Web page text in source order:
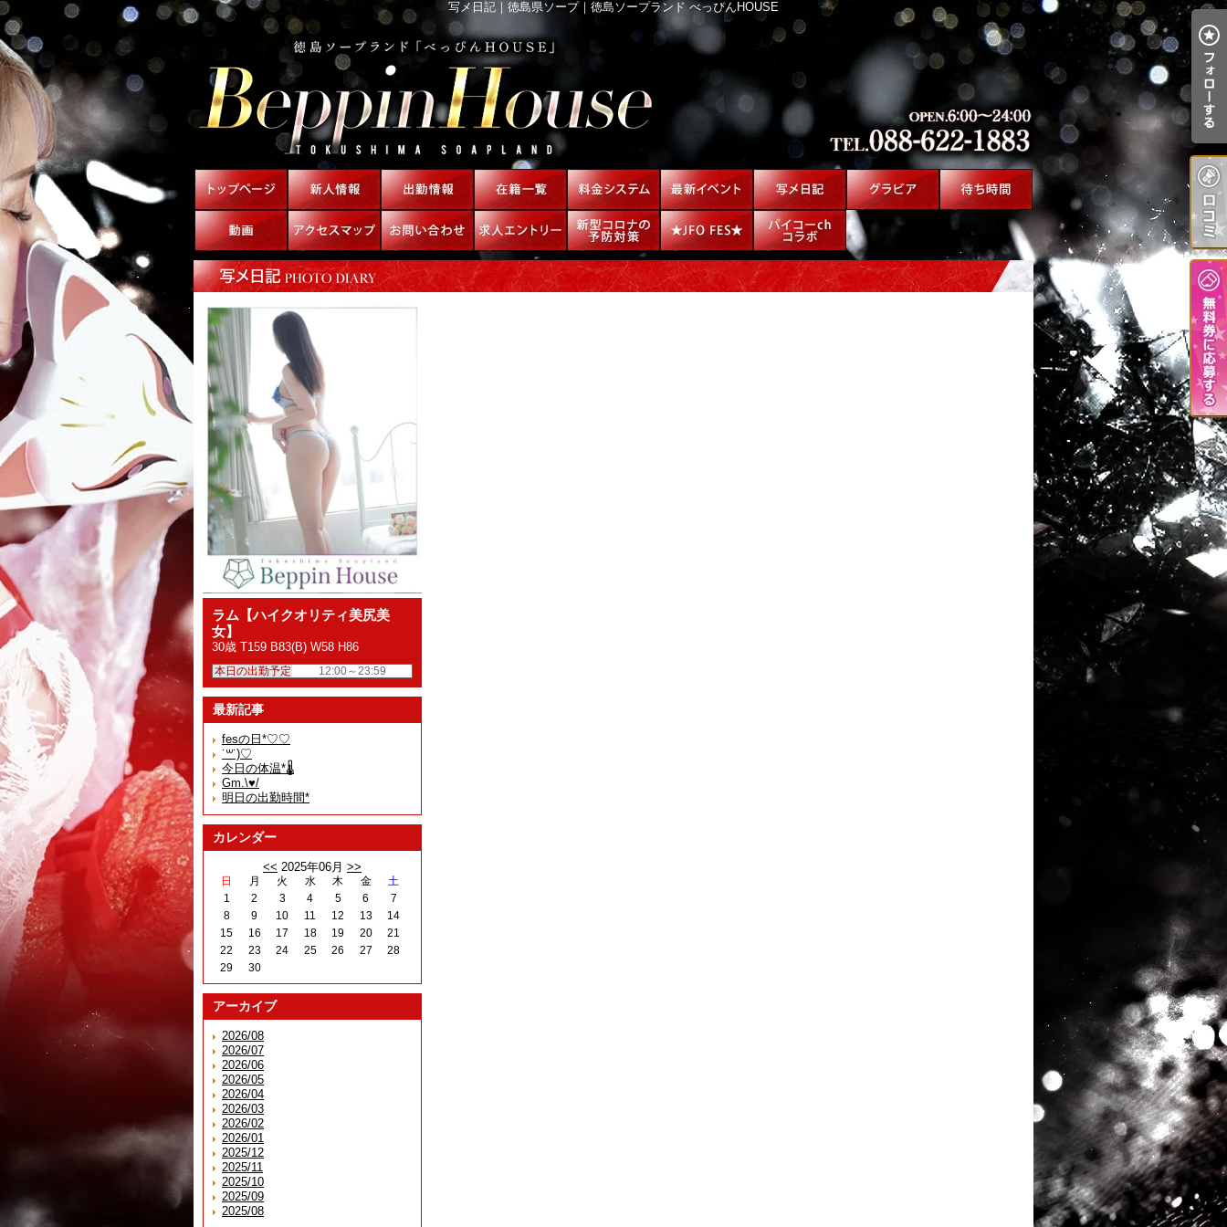
写メ日記｜徳島県ソープ｜徳島ソープランド べっぴんHOUSE
ラム【ハイクオリティ美尻美
女】
30歳 T159 B83(B) W58 H86
本日の出勤予定 12:00～23:59
最新記事
fesの日*♡♡
˙꒳​˙)♡
今日の体温*🌡️
Gm.\♥︎/
明日の出勤時間*
カレンダー
<< 2025年06月 >>
日 月 火 水 木 金
土
1
2 3 4 5 6
7
8
9 10 11 12 13
14
15
16 17 18 19 20
21
22
23 24 25 26 27
28
29
30
アーカイブ
2026/08
2026/07
2026/06
2026/05
2026/04
2026/03
2026/02
2026/01
2025/12
2025/11
2025/10
2025/09
2025/08